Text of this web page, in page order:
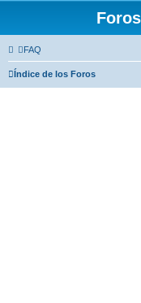
FAQ
Índice de los Foros